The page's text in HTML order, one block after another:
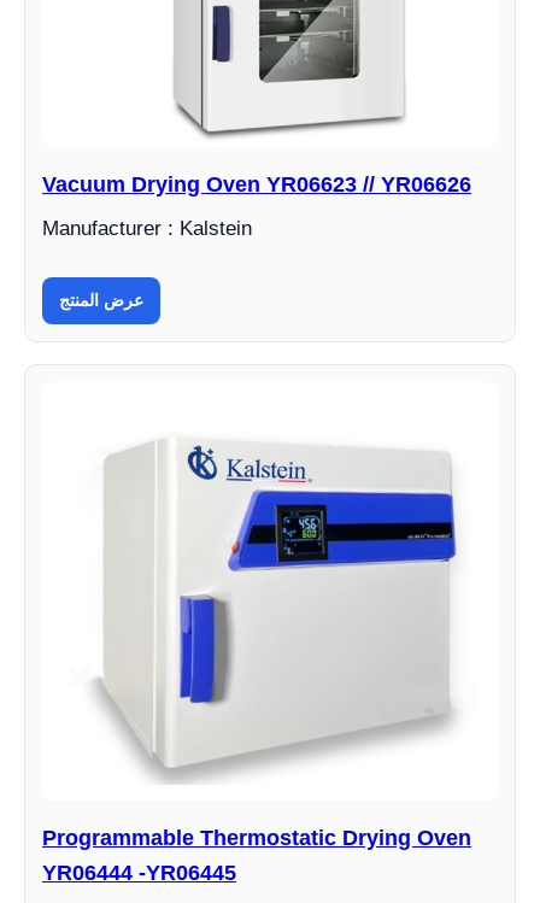
Vacuum Drying Oven YR06623 // YR06626
Manufacturer : Kalstein
عرض المنتج
Programmable Thermostatic Drying Oven
YR06444 -YR06445